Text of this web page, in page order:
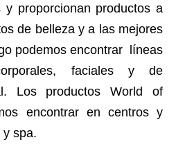
proporcionan productos a
de belleza y a las mejores
podemos encontrar líneas
faciales y de
Los productos World of
encontrar en centros y
y spa.